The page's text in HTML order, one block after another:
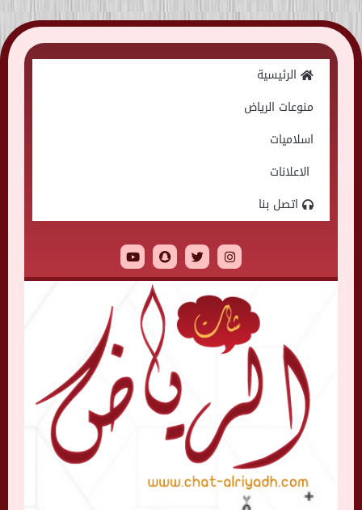
Skip
to
الرئيسية
منوعات الرياض
اسلاميات
الاعلانات
اتصل بنا